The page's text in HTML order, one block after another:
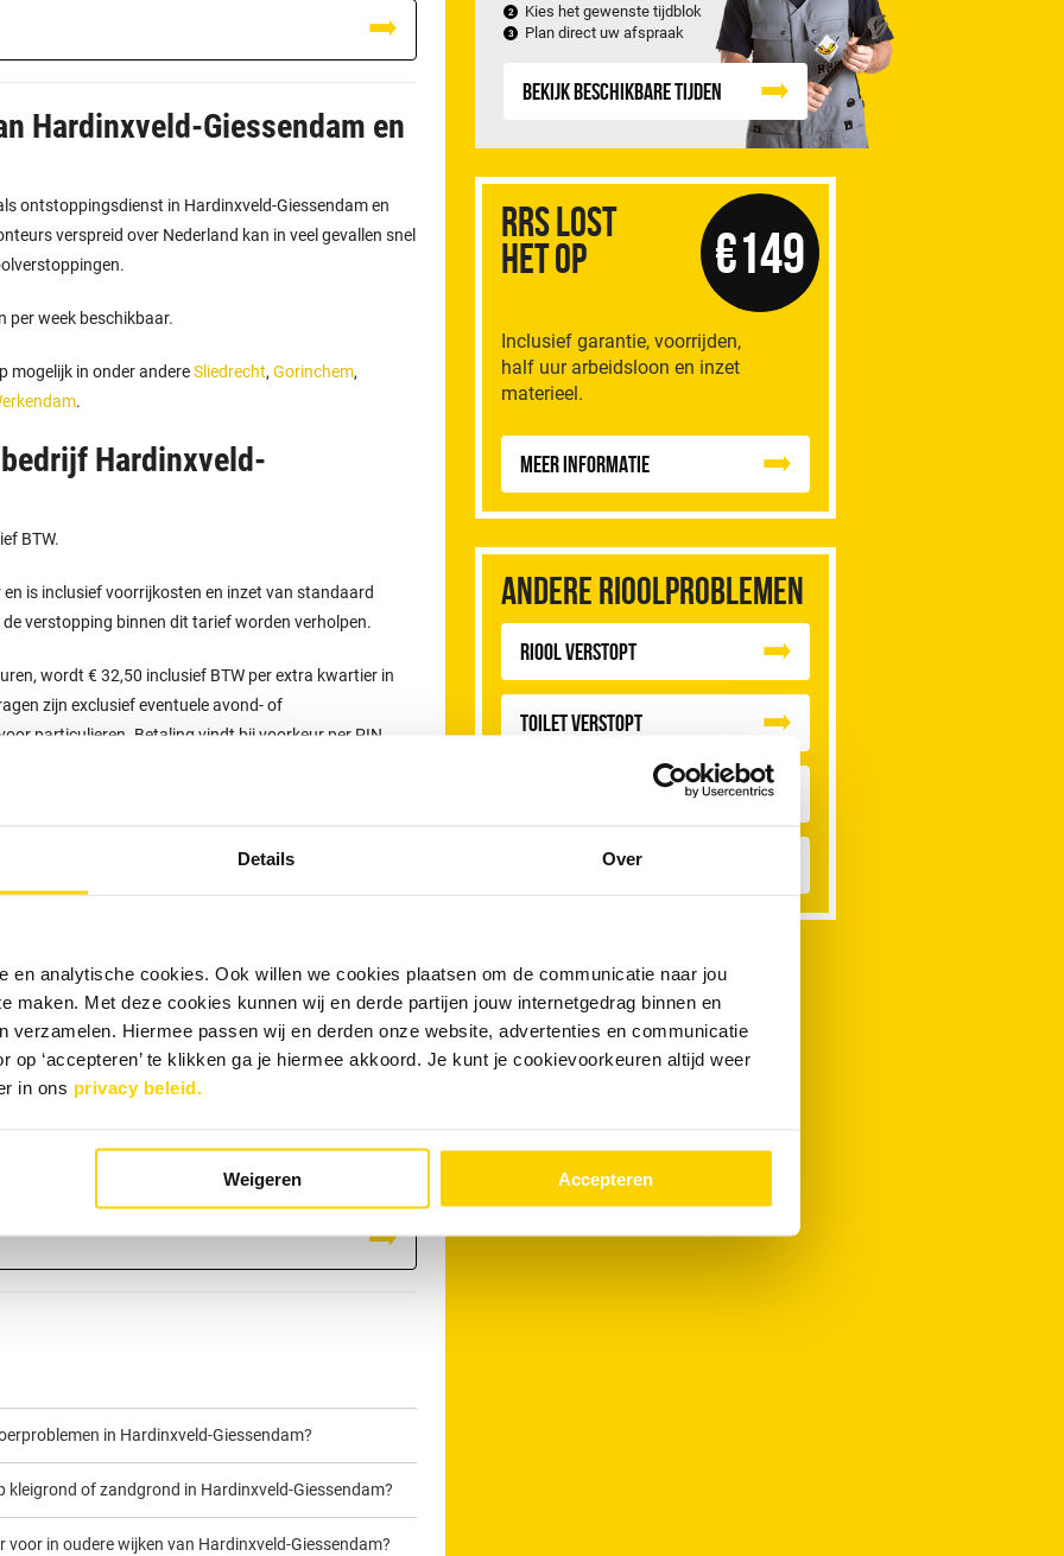
Details Over
en analytische cookies. Ook willen we cookies plaatsen om de communicatie naar jou
maken. Met deze cookies kunnen wij en derde partijen jouw internetgedrag binnen en
verzamelen. Hiermee passen wij en derden onze website, advertenties en communicatie
op ‘accepteren’ te klikken ga je hiermee akkoord. Je kunt je cookievoorkeuren altijd weer
in ons privacy beleid.
Weigeren Accepteren
Hardinxveld-Giessendam en
ontstoppingsdienst in Hardinxveld-Giessendam en
verspreid over Nederland kan in veel gevallen snel
per week beschikbaar.
mogelijk in onder andereSliedrecht, Gorinchem,
.
Hardinxveld-
BTW.
is inclusief voorrijkosten en inzet van standaard
de verstopping binnen dit tarief worden verholpen.
wordt € 32,50 inclusief BTW per extra kwartier in
zijn exclusief eventuele avond- of
particulieren. Betaling vindt bij voorkeur per PIN
opnemen?
- 7600 350voor rioolproblemen in Hardinxveld-
in Hardinxveld-Giessendam?
kleigrond of zandgrond in Hardinxveld-Giessendam?
in oudere wijken van Hardinxveld-Giessendam?
Kies het gewenste tijdblok
Plan direct uw afspraak
Bekijk beschikbare tijden
RRS Lost
het op
Inclusief garantie, voorrijden,
half uur arbeidsloon en inzet
materieel.
€149
Meer informatie
Andere rioolproblemen
Riool Verstopt
Toilet Verstopt
Wasmachine verstopt